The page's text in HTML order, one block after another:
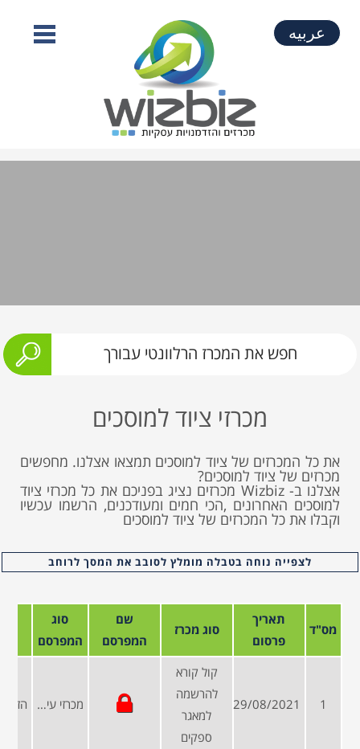
عربيه
מכרזי ציוד למוסכים
את כל המכרזים של ציוד למוסכים תמצאו אצלנו. מחפשים
מכרזים של ציוד למוסכים?
אצלנו ב- Wizbiz מכרזים נציג בפניכם את כל מכרזי ציוד
למוסכים האחרונים ,הכי חמים ומעודכנים, הרשמו עכשיו
וקבלו את כל המכרזים של ציוד למוסכים
לצפייה נוחה בטבלה מומלץ לסובב את המסך לרוחב
מס"ד
תאריך
פרסום
סוג מכרז
שם
המפרסם
סוג
המפרסם
1
29/08/2021
קול קורא
להרשמה
למאגר
ספקים
מכרזי עיריות ומועצות